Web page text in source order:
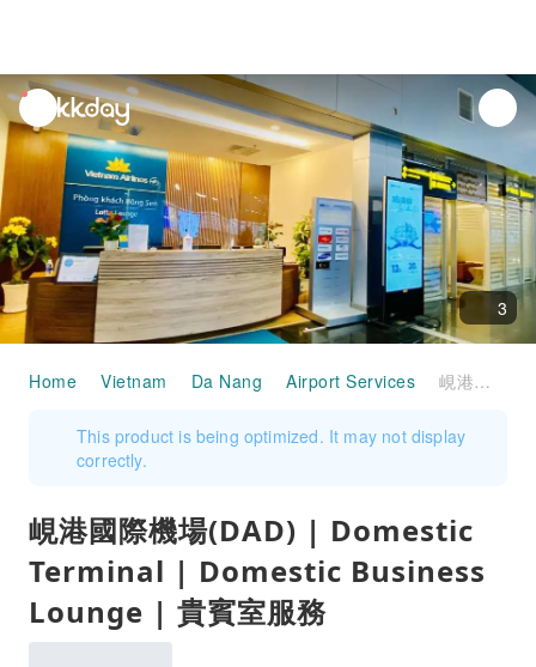
unread
notifications
3
Home Vietnam Da Nang Airport Services 峴港國際機場(DAD) | Domestic Terminal | Domestic Business Lounge | 貴賓室服務
This product is being optimized. It may not display
correctly.
峴港國際機場(DAD) | Domestic
Terminal | Domestic Business
Lounge | 貴賓室服務